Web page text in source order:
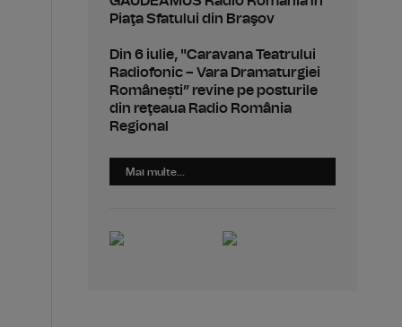
Piaţa Sfatului din Braşov
Din 6 iulie, "Caravana Teatrului
Radiofonic – Vara Dramaturgiei
Românești” revine pe posturile
din reţeaua Radio România
Regional
Mai multe...